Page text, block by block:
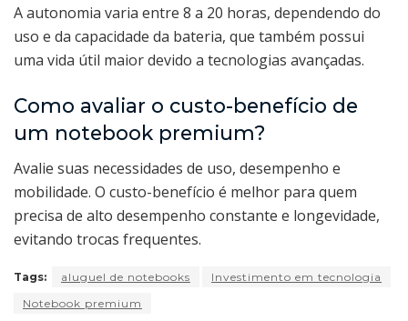
A autonomia varia entre 8 a 20 horas, dependendo do
uso e da capacidade da bateria, que também possui
uma vida útil maior devido a tecnologias avançadas.
Como avaliar o custo-benefício de
um notebook premium?
Avalie suas necessidades de uso, desempenho e
mobilidade. O custo-benefício é melhor para quem
precisa de alto desempenho constante e longevidade,
evitando trocas frequentes.
Tags: aluguel de notebooks
Investimento em tecnologia
Notebook premium